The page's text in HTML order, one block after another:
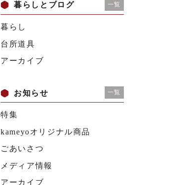
暮らしとブログ 一覧
暮らし
台所道具
アーカイブ
お知らせ 一覧
特集
kameyoオリジナル商品
ごあいさつ
メディア情報
アーカイブ